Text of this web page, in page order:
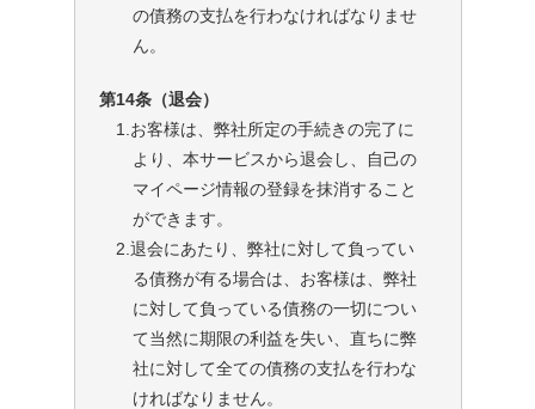
の債務の支払を行わなければなりませ
ん。
第14条（退会）
1.お客様は、弊社所定の手続きの完了に
より、本サービスから退会し、自己の
マイページ情報の登録を抹消すること
ができます。
2.退会にあたり、弊社に対して負ってい
る債務が有る場合は、お客様は、弊社
に対して負っている債務の一切につい
て当然に期限の利益を失い、直ちに弊
社に対して全ての債務の支払を行わな
ければなりません。